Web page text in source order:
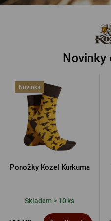
Novinky
Novinka
Ponožky Kozel Kurkuma
Skladem > 10 ks